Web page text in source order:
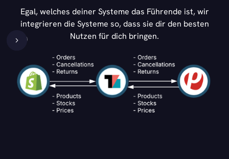
Egal, welches deiner Systeme das Führende ist, wir
integrieren die Systeme so, dass sie dir den besten
Nutzen für dich bringen.